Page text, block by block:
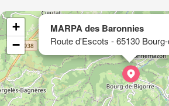
MARPA des Baronnies
Route d'Escots - 65130
+
−